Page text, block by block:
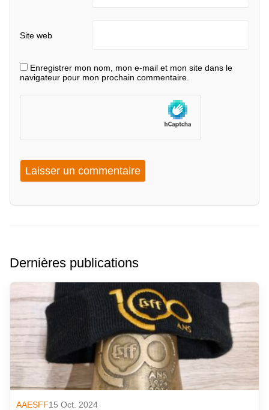
Site web
Enregistrer mon nom, mon e-mail et mon site dans le
navigateur pour mon prochain commentaire.
Dernières publications
AAESFF15 Oct. 2024